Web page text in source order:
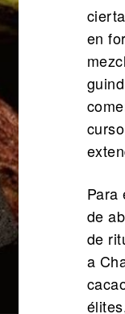
en
Para
de
de
a